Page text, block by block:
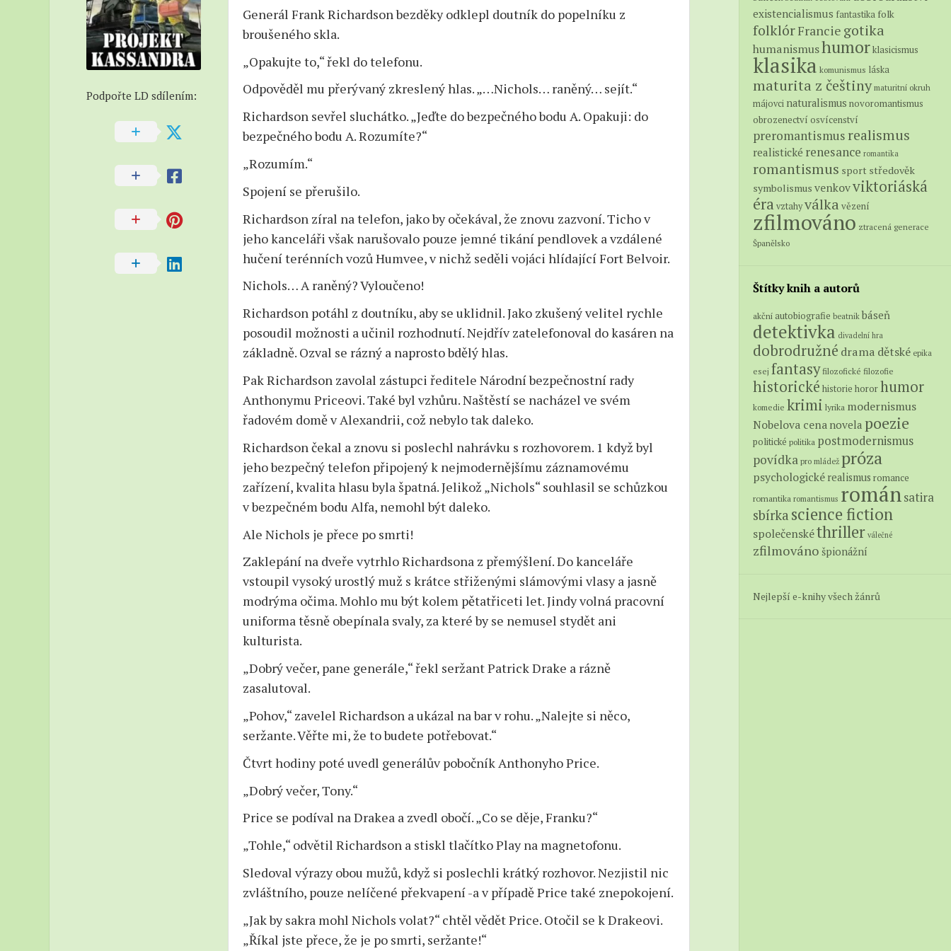
–
Beatnici
Naučné
Sci-
akční
válečné
Detektivky
thrillery
Romantika
Pro
mládež
Pro
angličtině
rozbory
Podpořte LD sdílením:
Generál Frank Richardson bezděky odklepl doutník do popelníku z
broušeného skla.
„Opakujte to,“ řekl do telefonu.
Odpověděl mu přerývaný zkreslený hlas. „…Nichols… raněný… sejít.“
Richardson sevřel sluchátko. „Jeďte do bezpečného bodu A. Opakuji: do
bezpečného bodu A. Rozumíte?“
„Rozumím.“
Spojení se přerušilo.
Richardson zíral na telefon, jako by očekával, že znovu zazvoní. Ticho v
jeho kanceláři však narušovalo pouze jemné tikání pendlovek a vzdálené
hučení terénních vozů Humvee, v nichž seděli vojáci hlídající Fort Belvoir.
Nichols… A raněný? Vyloučeno!
Richardson potáhl z doutníku, aby se uklidnil. Jako zkušený velitel rychle
posoudil možnosti a učinil rozhodnutí. Nejdřív zatelefonoval do kasáren na
základně. Ozval se rázný a naprosto bdělý hlas.
Pak Richardson zavolal zástupci ředitele Národní bezpečnostní rady
Anthonymu Priceovi. Také byl vzhůru. Naštěstí se nacházel ve svém
řadovém domě v Alexandrii, což nebylo tak daleko.
Richardson čekal a znovu si poslechl nahrávku s rozhovorem. 1 když byl
jeho bezpečný telefon připojený k nejmodernějšímu záznamovému
zařízení, kvalita hlasu byla špatná. Jelikož „Nichols“ souhlasil se schůzkou
v bezpečném bodu Alfa, nemohl být daleko.
Ale Nichols je přece po smrti!
Zaklepání na dveře vytrhlo Richardsona z přemýšlení. Do kanceláře
vstoupil vysoký urostlý muž s krátce střiženými slámovými vlasy a jasně
modrýma očima. Mohlo mu být kolem pětatřiceti let. Jindy volná pracovní
uniforma těsně obepínala svaly, za které by se nemusel stydět ani
kulturista.
„Dobrý večer, pane generále,“ řekl seržant Patrick Drake a rázně
zasalutoval.
„Pohov,“ zavelel Richardson a ukázal na bar v rohu. „Nalejte si něco,
seržante. Věřte mi, že to budete potřebovat.“
Čtvrt hodiny poté uvedl generálův pobočník Anthonyho Price.
„Dobrý večer, Tony.“
Price se podíval na Drakea a zvedl obočí. „Co se děje, Franku?“
„Tohle,“ odvětil Richardson a stiskl tlačítko Play na magnetofonu.
Sledoval výrazy obou mužů, když si poslechli krátký rozhovor. Nezjistil nic
zvláštního, pouze nelíčené překvapení -a v případě Price také znepokojení.
„Jak by sakra mohl Nichols volat?“ chtěl vědět Price. Otočil se k Drakeovi.
„Říkal jste přece, že je po smrti, seržante!“
existencialismus fantastika folk
folklórFrancie gotika
humanismushumorklasicismus
klasika komunismus láska
maturita z češtiny maturitní okruh
májovci naturalismus novoromantismus
obrozenectví osvícenství
preromantismus realismus
realistické renesance romantika
romantismus sport středověk
symbolismus venkovviktoriáská
éravztahyválka vězení
zfilmováno ztracená generace
Španělsko
Štítky knih a autorů
akční autobiografie beatnik báseň
detektivka divadelní hra
dobrodružné drama dětské epika
esej fantasy filozofické filozofie
historické historie hororhumor
komedie krimi lyrika modernismus
Nobelova cena novela poezie
politické politika postmodernismus
povídka pro mládež próza
psychologické realismus romance
romantika romantismus románsatira
sbírka science fiction
společenskéthriller válečné
zfilmováno špionážní
Nejlepší e-knihy všech žánrů